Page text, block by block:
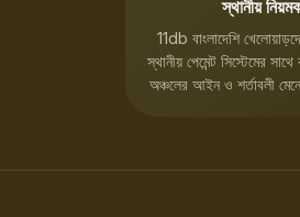
স্থানীয়
11db বাংলাদেশি
স্থানীয় পেমেন্ট সিস্টেমের
অঞ্চলের আইন ও শর্তাবলী